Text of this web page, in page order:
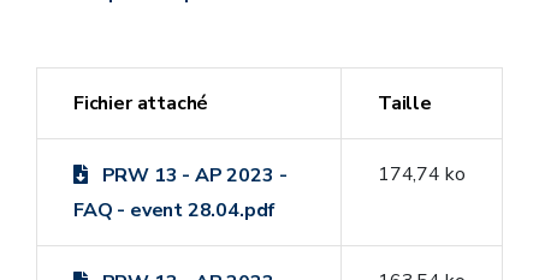
Fichier attaché Taille
PRW 13 - AP 2023 -
FAQ - event 28.04.pdf
174,74 ko